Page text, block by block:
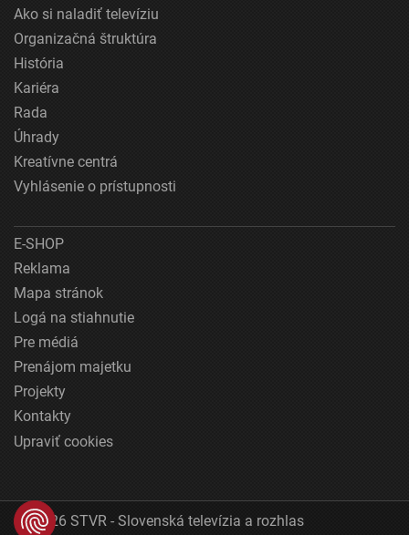
Ako si naladiť televíziu
Organizačná štruktúra
História
Kariéra
Rada
Úhrady
Kreatívne centrá
Vyhlásenie o prístupnosti
E-SHOP
Reklama
Mapa stránok
Logá na stiahnutie
Pre médiá
Prenájom majetku
Projekty
Kontakty
Upraviť cookies
© 2026 STVR - Slovenská televízia a rozhlas